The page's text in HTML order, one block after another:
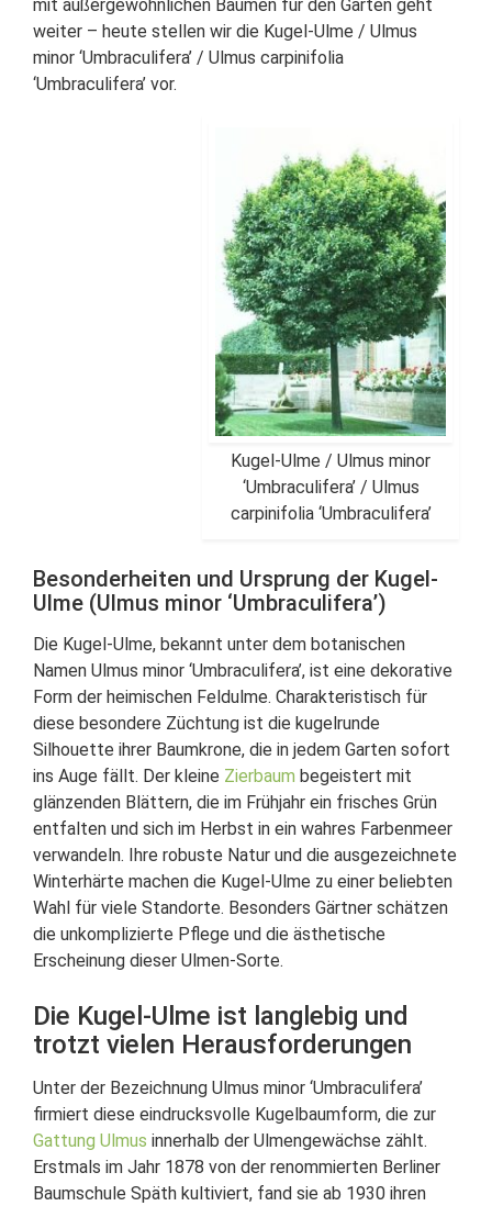
mit außergewöhnlichen Bäumen für den Garten geht
weiter – heute stellen wir die Kugel-Ulme / Ulmus
minor ‘Umbraculifera’ / Ulmus carpinifolia
‘Umbraculifera’ vor.
Kugel-Ulme / Ulmus minor
‘Umbraculifera’ / Ulmus
carpinifolia ‘Umbraculifera’
Besonderheiten und Ursprung der Kugel-
Ulme (Ulmus minor ‘Umbraculifera’)
Die Kugel-Ulme, bekannt unter dem botanischen
Namen Ulmus minor ‘Umbraculifera’, ist eine dekorative
Form der heimischen Feldulme. Charakteristisch für
diese besondere Züchtung ist die kugelrunde
Silhouette ihrer Baumkrone, die in jedem Garten sofort
ins Auge fällt. Der kleine Zierbaum begeistert mit
glänzenden Blättern, die im Frühjahr ein frisches Grün
entfalten und sich im Herbst in ein wahres Farbenmeer
verwandeln. Ihre robuste Natur und die ausgezeichnete
Winterhärte machen die Kugel-Ulme zu einer beliebten
Wahl für viele Standorte. Besonders Gärtner schätzen
die unkomplizierte Pflege und die ästhetische
Erscheinung dieser Ulmen-Sorte.
Die Kugel-Ulme ist langlebig und
trotzt vielen Herausforderungen
Unter der Bezeichnung Ulmus minor ‘Umbraculifera’
firmiert diese eindrucksvolle Kugelbaumform, die zur
Gattung Ulmus innerhalb der Ulmengewächse zählt.
Erstmals im Jahr 1878 von der renommierten Berliner
Baumschule Späth kultiviert, fand sie ab 1930 ihren